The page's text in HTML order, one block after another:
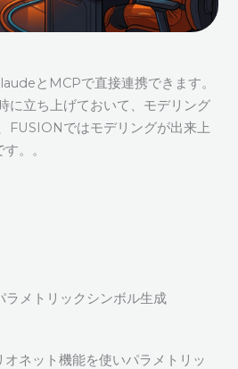
とMCPで直接連携できます。
に立ち上げておいて、モデリング
FUSIONではモデリングが出来上
。。
メトリックシンボル生成
ネット機能を使いパラメトリッ